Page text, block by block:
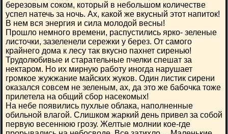
березовым соком, который в небольшом количестве
успел натечь за ночь. Ах, какой же вкусный этот напиток!
В нем вся энергия и сила молодой весны!
Прошло немного времени, распустились ярко- зеленые
листочки, зазеленели сережки у берез. От самого
крайнего дома к лесу так вкусно пахнет сиренью!
Трудолюбивые и старательные пчелки спешат за
нектаром. Но их мирную работу иногда нарушает
громкое жужжание майских жуков. Один листик сирени
оказался совсем не зеленым, ах, да это же бабочка тоже
прилетела на общий сбор насекомых!
На небе появились пухлые облака, наполненные
обильной влагой. Слишком жаркий день привел за собой
первую весеннюю грозу. Желтые молнии кое-где